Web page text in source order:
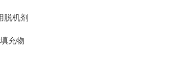
脱机剂
充物